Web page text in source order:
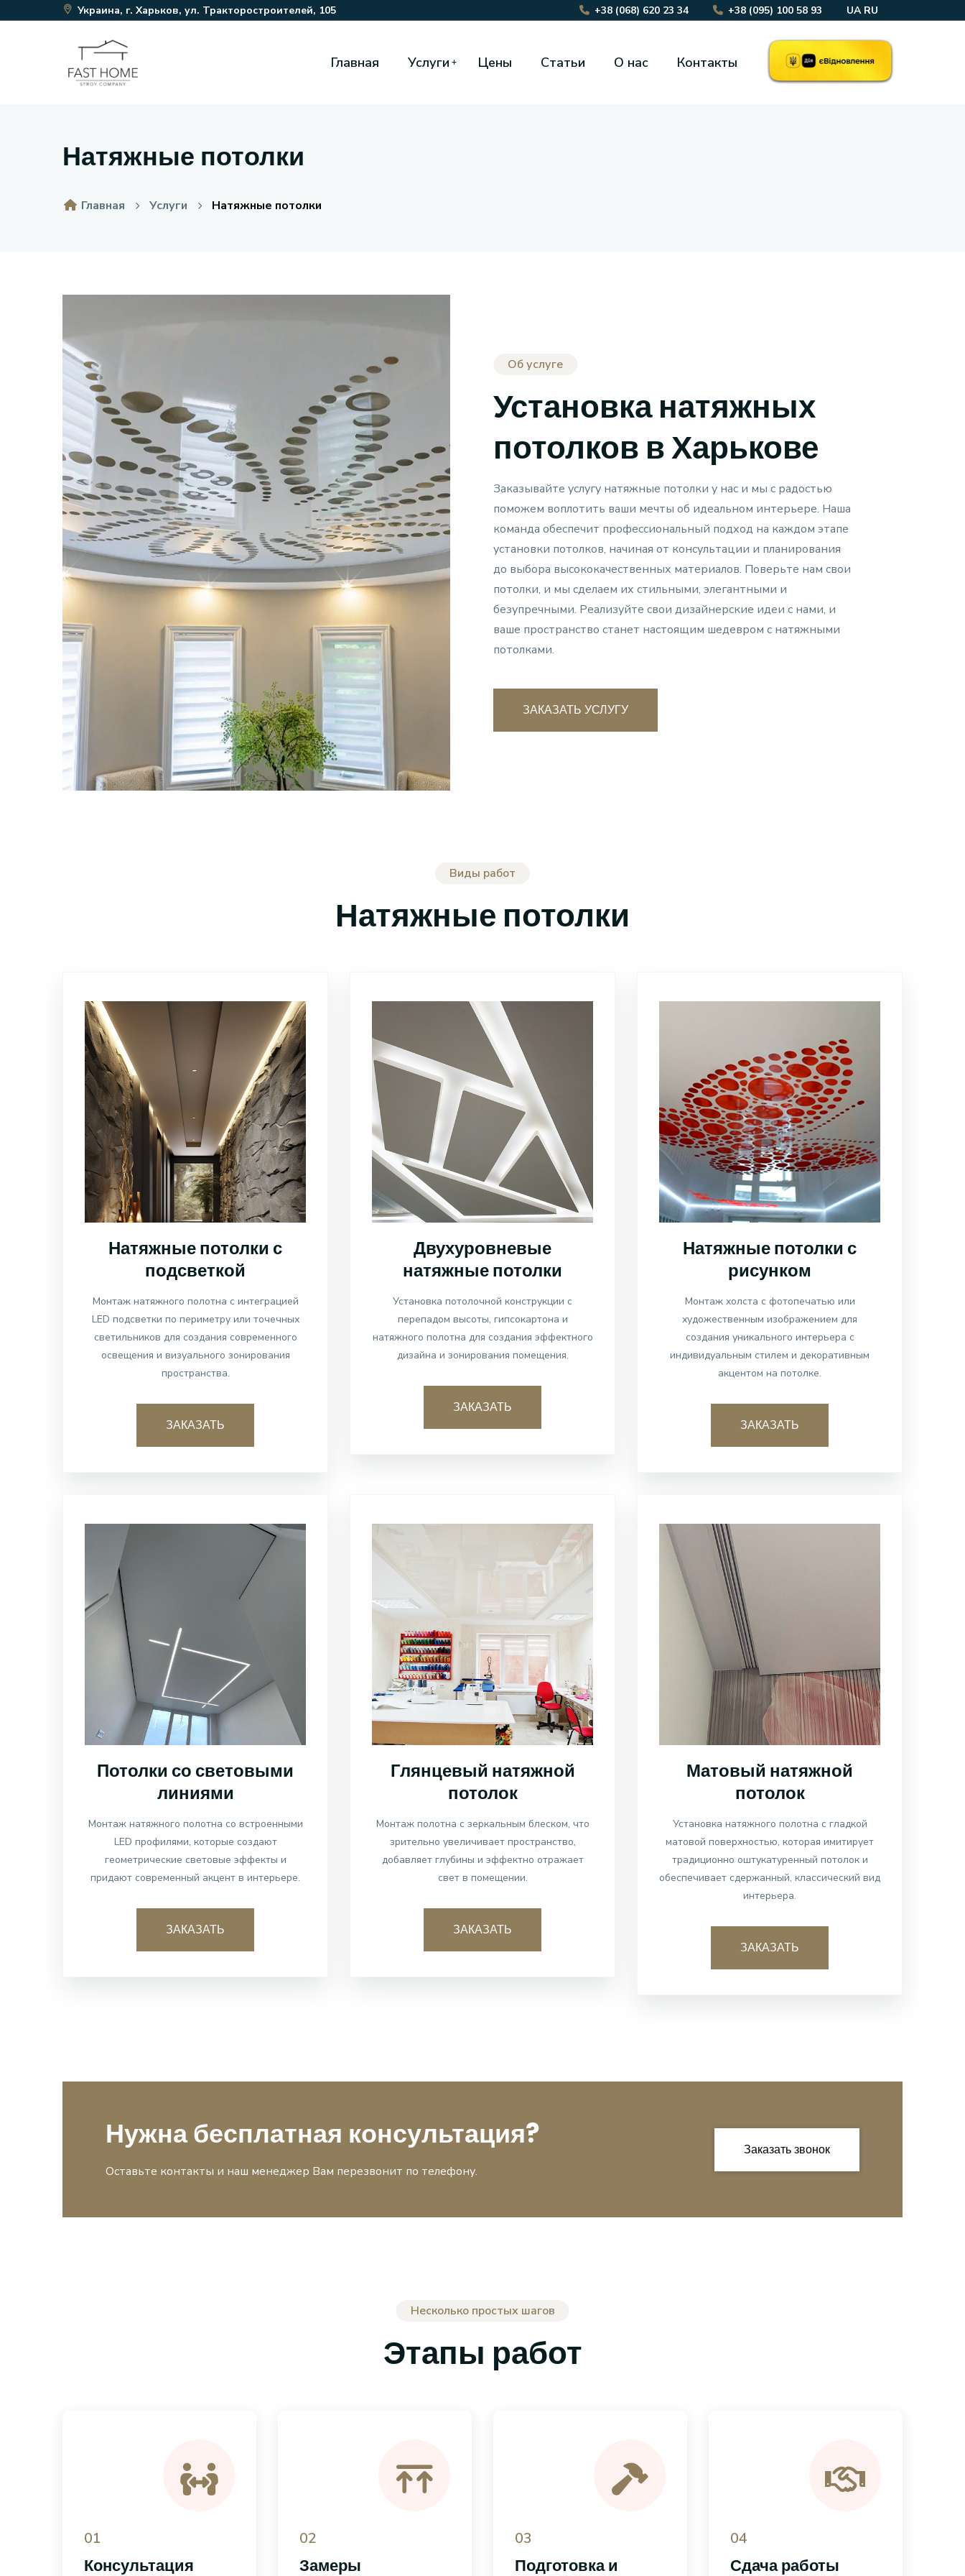
Украина, г. Харьков, ул. Тракторостроителей, 105 +38 (068) 620 23 34 +38 (095) 100 58 93 UA RU
Главная Услуги Цены Статьи О нас Контакты
Натяжные потолки
Главная Услуги Натяжные потолки
Об услуге
Установка натяжных
потолков в Харькове
Заказывайте услугу натяжные потолки у нас и мы с радостью
поможем воплотить ваши мечты об идеальном интерьере. Наша
команда обеспечит профессиональный подход на каждом этапе
установки потолков, начиная от консультации и планирования
до выбора высококачественных материалов. Поверьте нам свои
потолки, и мы сделаем их стильными, элегантными и
безупречными. Реализуйте свои дизайнерские идеи с нами, и
ваше пространство станет настоящим шедевром с натяжными
потолками.
ЗАКАЗАТЬ УСЛУГУ
Виды работ
Натяжные потолки
Натяжные потолки с
подсветкой
Монтаж натяжного полотна с интеграцией
LED подсветки по периметру или точечных
светильников для создания современного
освещения и визуального зонирования
пространства.
ЗАКАЗАТЬ
Двухуровневые
натяжные потолки
Установка потолочной конструкции с
перепадом высоты, гипсокартона и
натяжного полотна для создания эффектного
дизайна и зонирования помещения.
ЗАКАЗАТЬ
Натяжные потолки с
рисунком
Монтаж холста с фотопечатью или
художественным изображением для
создания уникального интерьера с
индивидуальным стилем и декоративным
акцентом на потолке.
ЗАКАЗАТЬ
Потолки со световыми
линиями
Монтаж натяжного полотна со встроенными
LED профилями, которые создают
геометрические световые эффекты и
придают современный акцент в интерьере.
ЗАКАЗАТЬ
Глянцевый натяжной
потолок
Монтаж полотна с зеркальным блеском, что
зрительно увеличивает пространство,
добавляет глубины и эффектно отражает
свет в помещении.
ЗАКАЗАТЬ
Матовый натяжной
потолок
Установка натяжного полотна с гладкой
матовой поверхностью, которая имитирует
традиционно оштукатуренный потолок и
обеспечивает сдержанный, классический вид
интерьера.
ЗАКАЗАТЬ
Нужна бесплатная консультация?
Оставьте контакты и наш менеджер Вам перезвонит по телефону.
Заказать звонок
Несколько простых шагов
Этапы работ
01
Консультация
02
Замеры
03
Подготовка и
04
Сдача работы